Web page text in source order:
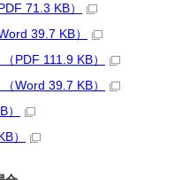
71.3 KB）
39.7 KB）
PDF 111.9 KB）
Word 39.7 KB）
）